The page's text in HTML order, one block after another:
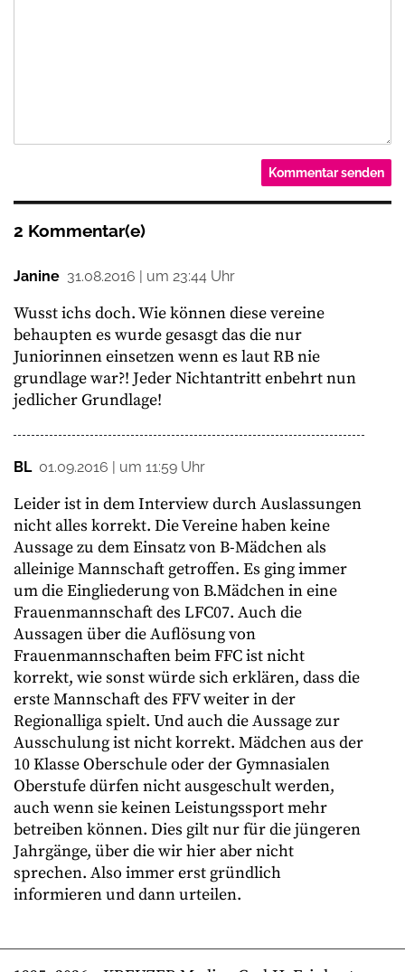
2 Kommentar(e)
Janine 31.08.2016 | um 23:44 Uhr
Wusst ichs doch. Wie können diese vereine
behaupten es wurde gesasgt das die nur
Juniorinnen einsetzen wenn es laut RB nie
grundlage war?! Jeder Nichtantritt enbehrt nun
jedlicher Grundlage!
BL 01.09.2016 | um 11:59 Uhr
Leider ist in dem Interview durch Auslassungen
nicht alles korrekt. Die Vereine haben keine
Aussage zu dem Einsatz von B-Mädchen als
alleinige Mannschaft getroffen. Es ging immer
um die Eingliederung von B.Mädchen in eine
Frauenmannschaft des LFC07. Auch die
Aussagen über die Auflösung von
Frauenmannschaften beim FFC ist nicht
korrekt, wie sonst würde sich erklären, dass die
erste Mannschaft des FFV weiter in der
Regionalliga spielt. Und auch die Aussage zur
Ausschulung ist nicht korrekt. Mädchen aus der
10 Klasse Oberschule oder der Gymnasialen
Oberstufe dürfen nicht ausgeschult werden,
auch wenn sie keinen Leistungssport mehr
betreiben können. Dies gilt nur für die jüngeren
Jahrgänge, über die wir hier aber nicht
sprechen. Also immer erst gründlich
informieren und dann urteilen.